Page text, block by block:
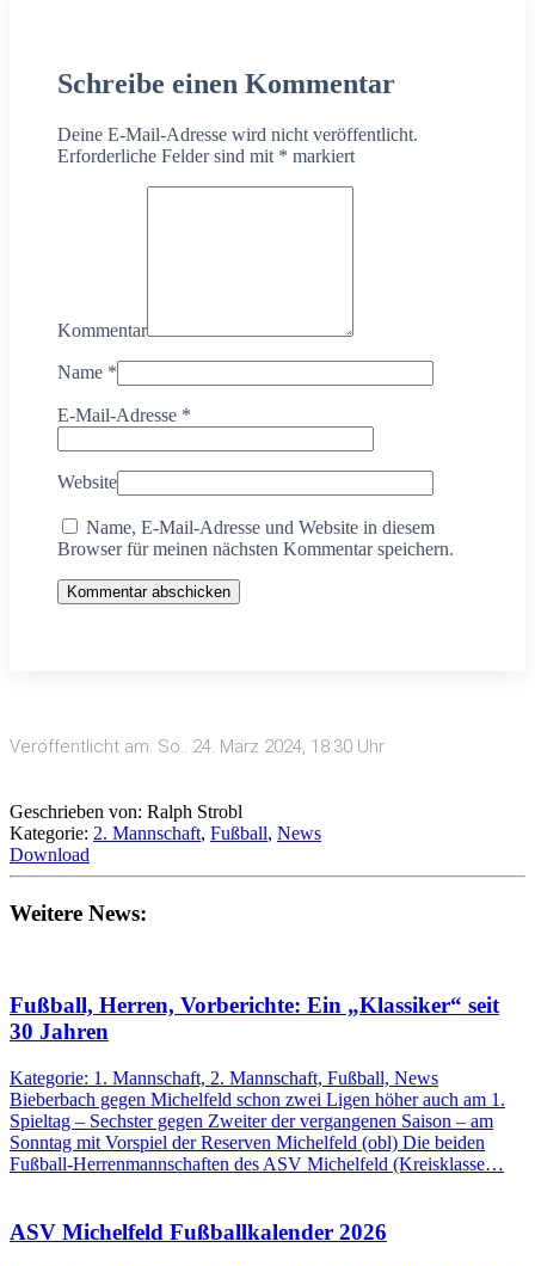
Schreibe einen Kommentar
Deine E-Mail-Adresse wird nicht veröffentlicht.
Erforderliche Felder sind mit * markiert
Kommentar
Name *
E-Mail-Adresse *
Website
Name, E-Mail-Adresse und Website in diesem
Browser für meinen nächsten Kommentar speichern.
Kommentar abschicken
Veröffentlicht am: So.. 24. März 2024, 18:30 Uhr
Geschrieben von: Ralph Strobl
Kategorie: 2. Mannschaft, Fußball, News
Download
Weitere News:
Fußball, Herren, Vorberichte: Ein „Klassiker“ seit
30 Jahren
Kategorie: 1. Mannschaft, 2. Mannschaft, Fußball, News
Bieberbach gegen Michelfeld schon zwei Ligen höher auch am 1.
Spieltag – Sechster gegen Zweiter der vergangenen Saison – am
Sonntag mit Vorspiel der Reserven Michelfeld (obl) Die beiden
Fußball-Herrenmannschaften des ASV Michelfeld (Kreisklasse…
ASV Michelfeld Fußballkalender 2026